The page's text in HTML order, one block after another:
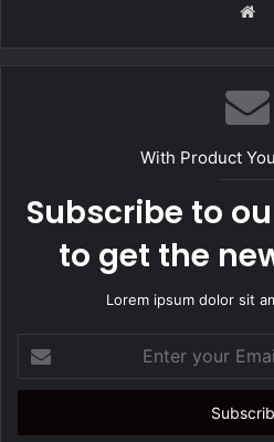
s
i
e
With Product
Subscribe to
to get the
Lorem ipsum dolor sit
t
r